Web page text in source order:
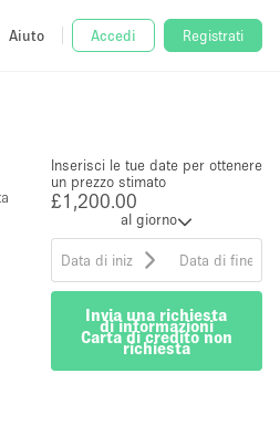
Aiuto Accedi Registrati
Inserisci le tue date per ottenere
un prezzo stimato
£1,200.00
al giorno
Invia una richiesta
di informazioni
Carta di credito non
richiesta